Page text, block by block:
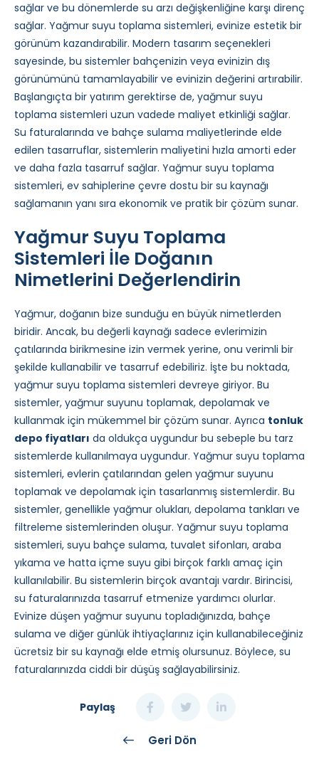
sağlar ve bu dönemlerde su arzı değişkenliğine karşı direnç
sağlar. Yağmur suyu toplama sistemleri, evinize estetik bir
görünüm kazandırabilir. Modern tasarım seçenekleri
sayesinde, bu sistemler bahçenizin veya evinizin dış
görünümünü tamamlayabilir ve evinizin değerini artırabilir.
Başlangıçta bir yatırım gerektirse de, yağmur suyu
toplama sistemleri uzun vadede maliyet etkinliği sağlar.
Su faturalarında ve bahçe sulama maliyetlerinde elde
edilen tasarruflar, sistemlerin maliyetini hızla amorti eder
ve daha fazla tasarruf sağlar. Yağmur suyu toplama
sistemleri, ev sahiplerine çevre dostu bir su kaynağı
sağlamanın yanı sıra ekonomik ve pratik bir çözüm sunar.
Yağmur Suyu Toplama
Sistemleri İle Doğanın
Nimetlerini Değerlendirin
Yağmur, doğanın bize sunduğu en büyük nimetlerden
biridir. Ancak, bu değerli kaynağı sadece evlerimizin
çatılarında birikmesine izin vermek yerine, onu verimli bir
şekilde kullanabilir ve tasarruf edebiliriz. İşte bu noktada,
yağmur suyu toplama sistemleri devreye giriyor. Bu
sistemler, yağmur suyunu toplamak, depolamak ve
kullanmak için mükemmel bir çözüm sunar. Ayrıca tonluk
depo fiyatları da oldukça uygundur bu sebeple bu tarz
sistemlerde kullanılmaya uygundur. Yağmur suyu toplama
sistemleri, evlerin çatılarından gelen yağmur suyunu
toplamak ve depolamak için tasarlanmış sistemlerdir. Bu
sistemler, genellikle yağmur olukları, depolama tankları ve
filtreleme sistemlerinden oluşur. Yağmur suyu toplama
sistemleri, suyu bahçe sulama, tuvalet sifonları, araba
yıkama ve hatta içme suyu gibi birçok farklı amaç için
kullanılabilir. Bu sistemlerin birçok avantajı vardır. Birincisi,
su faturalarınızda tasarruf etmenize yardımcı olurlar.
Evinize düşen yağmur suyunu topladığınızda, bahçe
sulama ve diğer günlük ihtiyaçlarınız için kullanabileceğiniz
ücretsiz bir su kaynağı elde etmiş olursunuz. Böylece, su
faturalarınızda ciddi bir düşüş sağlayabilirsiniz.
Paylaş
Geri Dön